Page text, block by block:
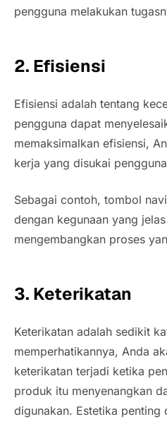
pengguna melakukan
2. Efisiensi
Efisiensi adalah tentang
pengguna dapat
memaksimalkan efisiensi,
kerja yang disukai
Sebagai contoh, tombol
dengan kegunaan yang
mengembangkan proses
3. Keterikatan
Keterikatan adalah sedikit
memperhatikannya, Anda
keterikatan terjadi ketika
produk itu menyenangkan
digunakan. Estetika penting